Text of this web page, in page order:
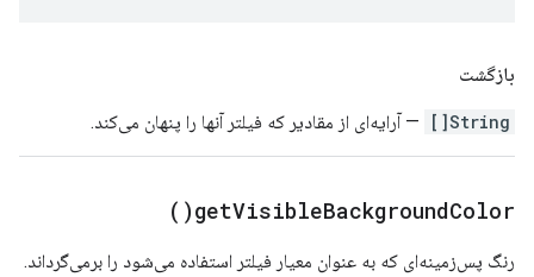
بازگشت
String[] — آرایه‌ای از مقادیر که فیلتر آنها را پنهان می‌کند.
getVisibleBackgroundColor(
)
رنگ پس‌زمینه‌ای که به عنوان معیار فیلتر استفاده می‌شود را برمی‌گرداند.